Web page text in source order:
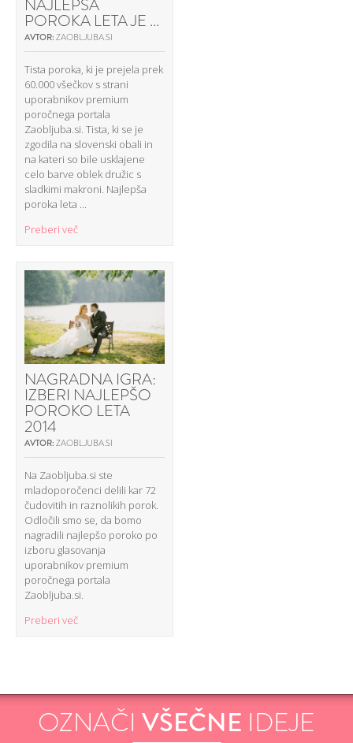
NAJLEPŠA
POROKA LETA JE ...
AVTOR:ZAOBLJUBA.SI
Tista poroka, ki je prejela prek
60.000 všečkov s strani
uporabnikov premium
poročnega portala
Zaobljuba.si. Tista, ki se je
zgodila na slovenski obali in
na kateri so bile usklajene
celo barve oblek družic s
sladkimi makroni. Najlepša
poroka leta ...
Preberi več
NAGRADNA IGRA:
IZBERI NAJLEPŠO
POROKO LETA
2014
AVTOR:ZAOBLJUBA.SI
Na Zaobljuba.si ste
mladoporočenci delili kar 72
čudovitih in raznolikih porok.
Odločili smo se, da bomo
nagradili najlepšo poroko po
izboru glasovanja
uporabnikov premium
poročnega portala
Zaobljuba.si.
Preberi več
OZNAČI VŠEČNE IDEJE